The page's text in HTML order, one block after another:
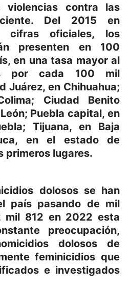
violencias contra las
Del 2015 en
cifras oficiales, los
presenten en 100
en una tasa mayor al
por cada 100 mil
Juárez, en Chihuahua;
Ciudad Benito
Puebla capital, en
Tijuana, en Baja
en el estado de
primeros lugares.
dolosos se han
país pasando de mil
mil 812 en 2022 esta
preocupación,
dolosos de
feminicidios que
e investigados